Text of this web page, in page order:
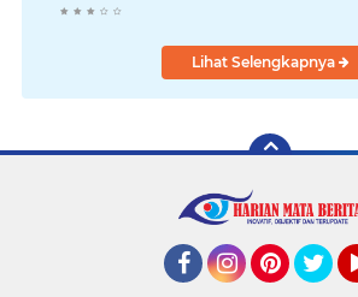
Lihat Selengkapnya